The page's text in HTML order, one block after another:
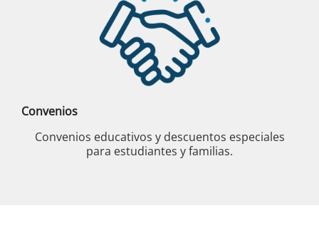
Convenios
Convenios educativos y descuentos especiales
para estudiantes y familias.